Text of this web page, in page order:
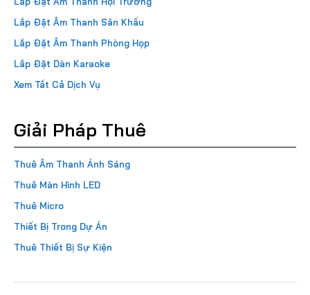
Lắp Đặt Âm Thanh Sân Khấu
Lắp Đặt Âm Thanh Phòng Họp
Lắp Đặt Dàn Karaoke
Xem Tất Cả Dịch Vụ
Giải Pháp Thuê
Thuê Âm Thanh Ánh Sáng
Thuê Màn Hình LED
Thuê Micro
Thiết Bị Trong Dự Án
Thuê Thiết Bị Sự Kiện